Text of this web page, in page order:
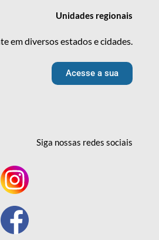
Unidades regionais
em diversos estados e cidades.
Acesse a sua
Siga nossas redessociais